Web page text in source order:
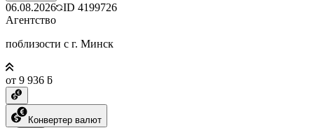
06.08.2026 ID 4199726
Агентство
поблизости с г. Минск
от 9 936 ƃ
Конвертер валют